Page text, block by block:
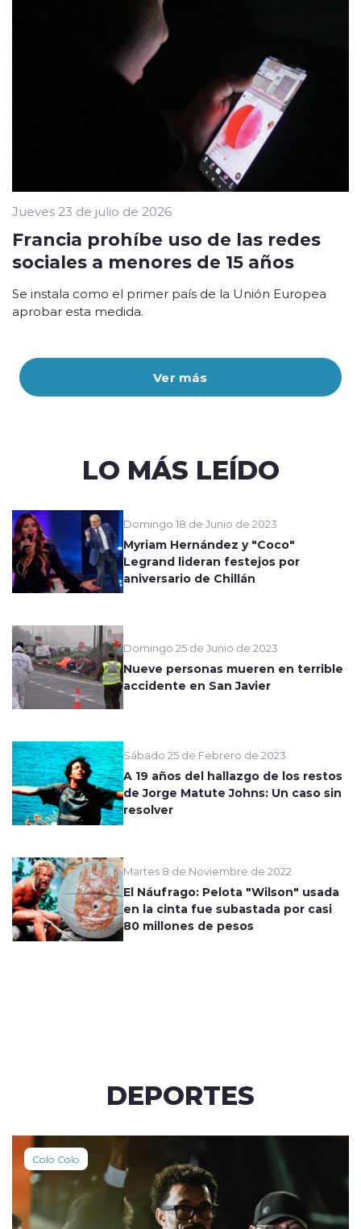
Ver más
Jueves 23 de julio de 2026
Francia prohíbe uso de las redes
sociales a menores de 15 años
Se instala como el primer país de la Unión Europea
aprobar esta medida.
LO MÁS LEÍDO
Domingo 18 de Junio de 2023
Myriam Hernández y "Coco"
Legrand lideran festejos por
aniversario de Chillán
Domingo 25 de Junio de 2023
Nueve personas mueren en terrible
accidente en San Javier
Sábado 25 de Febrero de 2023
A 19 años del hallazgo de los restos
de Jorge Matute Johns: Un caso sin
resolver
Martes 8 de Noviembre de 2022
El Náufrago: Pelota "Wilson" usada
en la cinta fue subastada por casi
80 millones de pesos
DEPORTES
Colo Colo